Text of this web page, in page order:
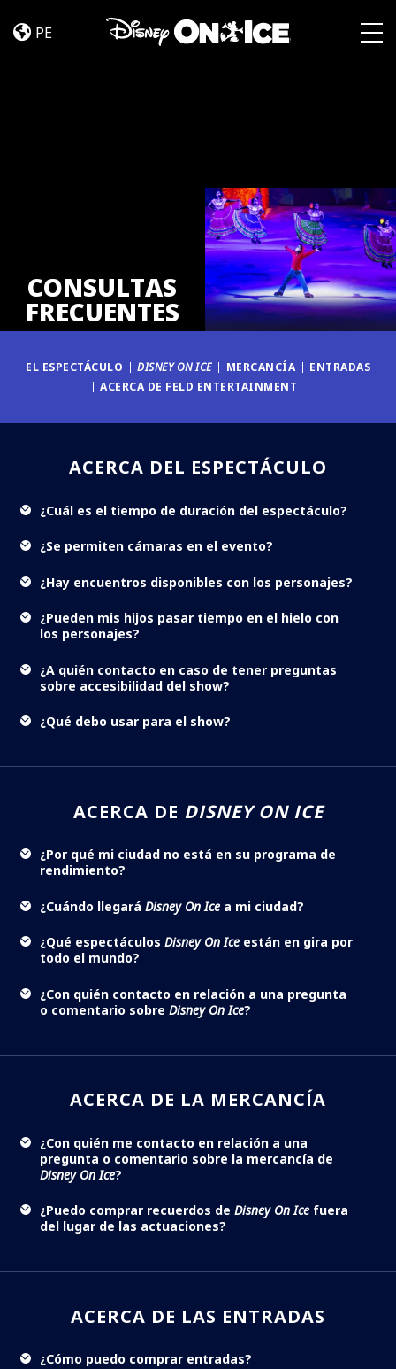
FRECUENTES
PE
CONSULTAS
FRECUENTES
EL ESPECTÁCULO DISNEY ON ICE MERCANCÍA
ENTRADAS
ACERCA DE FELD ENTERTAINMENT
ACERCA DEL ESPECTÁCULO
¿Cuál es el tiempo de duración del espectáculo?
¿Se permiten cámaras en el evento?
¿Hay encuentros disponibles con los personajes?
¿Pueden mis hijos pasar tiempo en el hielo con
los personajes?
¿A quién contacto en caso de tener preguntas
sobre accesibilidad del show?
¿Qué debo usar para el show?
ACERCA DE DISNEY ON ICE
¿Por qué mi ciudad no está en su programa de
rendimiento?
¿Cuándo llegará Disney On Ice a mi ciudad?
¿Qué espectáculos Disney On Ice están en gira por
todo el mundo?
¿Con quién contacto en relación a una pregunta
o comentario sobre Disney On Ice?
ACERCA DE LA MERCANCÍA
¿Con quién me contacto en relación a una
pregunta o comentario sobre la mercancía de
Disney On Ice?
¿Puedo comprar recuerdos de Disney On Ice fuera
del lugar de las actuaciones?
ACERCA DE LAS ENTRADAS
¿Cómo puedo comprar entradas?